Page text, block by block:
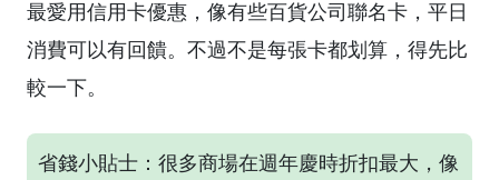
最愛用信用卡優惠，像有些百貨公司聯名卡，平日
消費可以有回饋。不過不是每張卡都划算，得先比
較一下。
省錢小貼士：很多商場在週年慶時折扣最大，像